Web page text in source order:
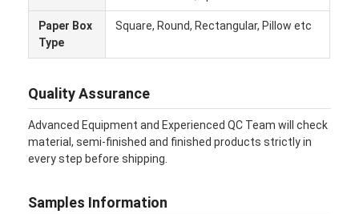
πτυσσόμενο χαρτοκιβώτιο
Πίνακα απεικόνισης μετρητή
Του προσώπου συσκευάζοντας τσάντα μασκών
Paper Box
Type
Square, Round, Rectangular, Pillow etc
Quality Assurance
Advanced Equipment and Experienced QC Team will check
material, semi-finished and finished products strictly in
every step before shipping.
Samples Information